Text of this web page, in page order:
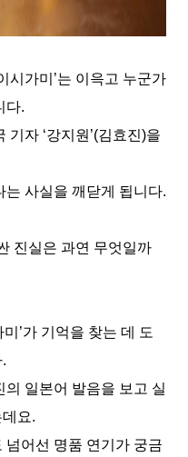
시가미 ’는 이윽고 누군가
다.
기자 ‘강지원 ’(김효진)을
는 사실을 깨닫게 됩니다.
진실은 과연 무엇일까
’가 기억을 찾는 데 도
.
일본어 발음을 보고 실
요.
넘어선 명품 연기가 궁금